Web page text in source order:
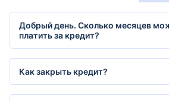
Добрый день. Сколько месяцев
платить за кредит?
Как закрыть кредит?